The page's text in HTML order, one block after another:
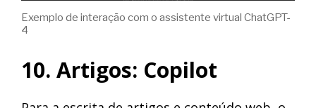
Exemplo de interação com o assistente virtual ChatGPT-
4
10. Artigos: Copilot